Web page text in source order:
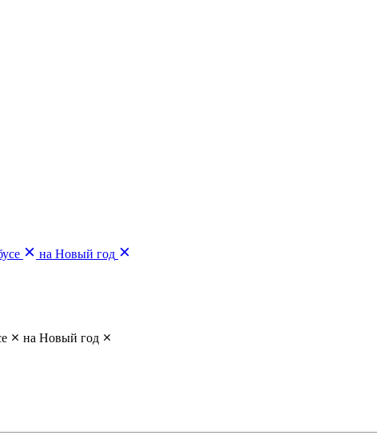
на Новый год
на Новый год